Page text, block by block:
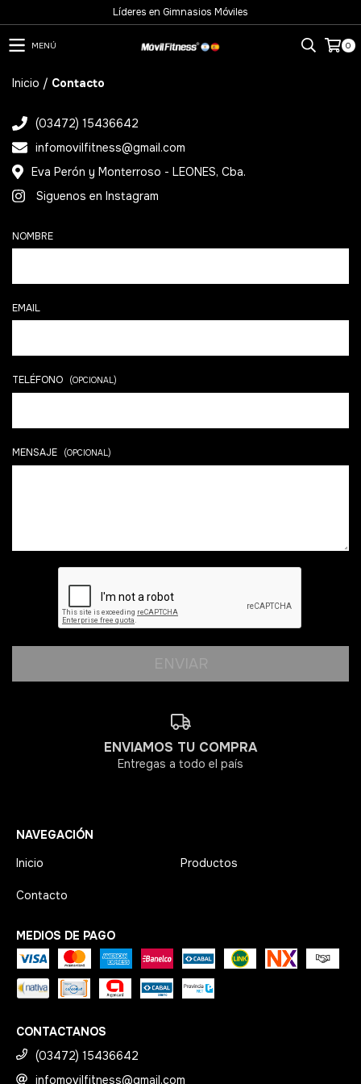
Líderes en Gimnasios Móviles
MENÚ 0
Inicio / Contacto
(03472) 15436642
infomovilfitness@gmail.com
Eva Perón y Monterroso - LEONES, Cba.
Siguenos en Instagram
NOMBRE
EMAIL
TELÉFONO (OPCIONAL)
MENSAJE (OPCIONAL)
ENVIAMOS TU COMPRA
Entregas a todo el país
NAVEGACIÓN
Inicio
Productos
Contacto
MEDIOS DE PAGO
CONTACTANOS
(03472) 15436642
infomovilfitness@gmail.com